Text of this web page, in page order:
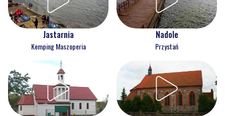
Jastarnia
Kemping Maszoperia
Nadole
Przystań